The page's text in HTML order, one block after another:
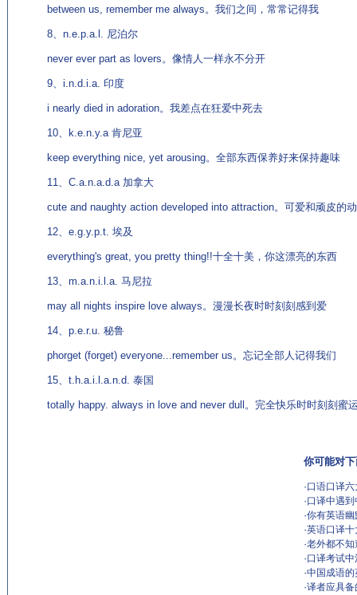
between us, remember me always。我们之间，常常记得我
8、n.e.p.a.l. 尼泊尔
never ever part as lovers。像情人一样永不分开
9、i.n.d.i.a. 印度
i nearly died in adoration。我差点在狂爱中死去
10、k.e.n.y.a 肯尼亚
keep everything nice, yet arousing。全部东西保养好来保持趣味
11、C.a.n.a.d.a 加拿大
cute and naughty action developed into attraction。可爱和顽皮的
12、e.g.y.p.t. 埃及
everything's great, you pretty thing!!十全十美，你这漂亮的东西
13、m.a.n.i.l.a. 马尼拉
may all nights inspire love always。漫漫长夜时时刻刻感到爱
14、p.e.r.u. 秘鲁
phorget (forget) everyone...remember us。忘记全部人记得我们
15、t.h.a.i.l.a.n.d. 泰国
totally happy. always in love and never dull。完全快乐时时刻刻蜜
你可能对
·口语口译
·口译中遇
·你有英语
·英语口译
·老外都不
·口译考试
·中国成语的
·译者应具备